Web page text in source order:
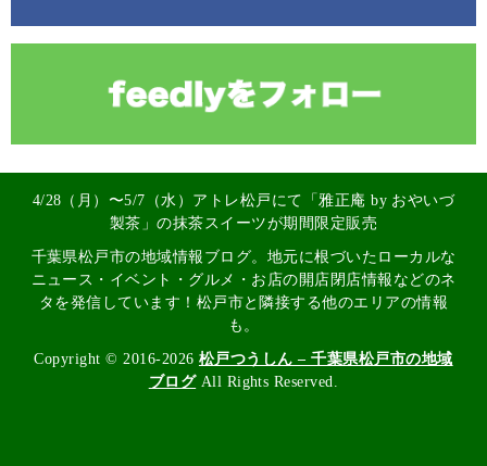
4/28（月）〜5/7（水）アトレ松戸にて「雅正庵 by おやいづ
製茶」の抹茶スイーツが期間限定販売
千葉県松戸市の地域情報ブログ。地元に根づいたローカルな
ニュース・イベント・グルメ・お店の開店閉店情報などのネ
タを発信しています！松戸市と隣接する他のエリアの情報
も。
Copyright © 2016-2026 松戸つうしん – 千葉県松戸市の地域
ブログAll Rights Reserved.